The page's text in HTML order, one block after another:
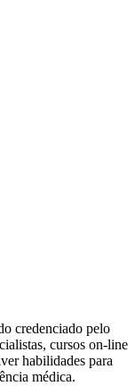
credenciado pelo
cursos on-line
habilidades para
médica.